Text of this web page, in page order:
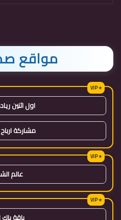
مواقع
اول اثنين
مشاركة
عالم
باقة باك